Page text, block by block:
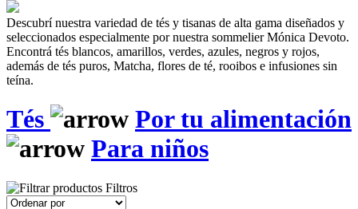
Descubrí nuestra variedad de tés y tisanas de alta gama diseñados y
seleccionados especialmente por nuestra sommelier Mónica Devoto.
Encontrá tés blancos, amarillos, verdes, azules, negros y rojos,
además de tés puros, Matcha, flores de té, rooibos e infusiones sin
teína.
Tés
Por tu alimentación
Para niños
Filtros